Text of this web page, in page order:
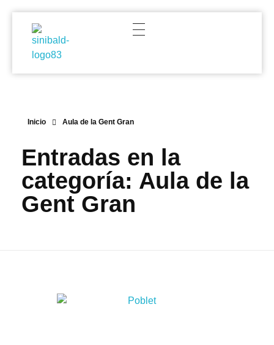
Centre d'Estudis Sinibald de Mas
Inicio Aula de la Gent Gran
Entradas en la
categoría: Aula de la
Gent Gran